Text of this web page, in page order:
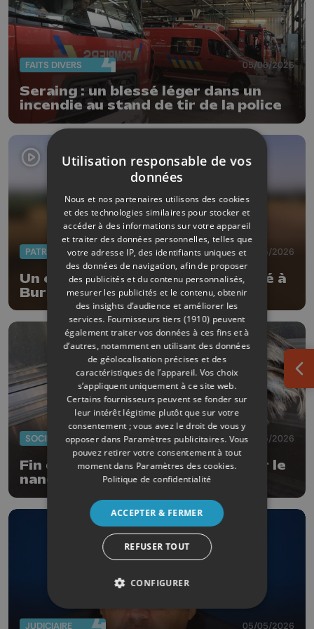
FAITS DIVERS 05/06/2026
Seraing : un blessé léger dans un
incendie au stand de tir de la police
PATRIMOINE 27/05/2026
Un carnet du Patrimoine consacré à
Burdinne
SOCIÉTÉ 09/05/2026
Fin de la balade hesbignonne pour le
nandou
JUDICIAIRE 05/05/2026
Utilisation responsable de vos
données
Nous et nos partenaires utilisons des cookies
et des technologies similaires pour stocker et
accéder à des informations sur votre appareil
et traiter des données personnelles, telles que
votre adresse IP, des identifiants uniques et
des données de navigation, afin de proposer
des publicités et du contenu personnalisés,
mesurer les publicités et le contenu, obtenir
des insights d’audience et améliorer les
services. Fournisseurs tiers (1910) peuvent
également traiter vos données à ces fins et à
d’autres, notamment en utilisant des données
de géolocalisation précises et des
caractéristiques de l’appareil. Vos choix
s’appliquent uniquement à ce site web.
Certains fournisseurs peuvent se fonder sur
leur intérêt légitime plutôt que sur votre
consentement ; vous avez le droit de vous y
opposer dans Paramètres publicitaires. Vous
pouvez retirer votre consentement à tout
moment dans Paramètres des cookies.
Politique de confidentialité
ACCEPTER & FERMER
REFUSER TOUT
CONFIGURER